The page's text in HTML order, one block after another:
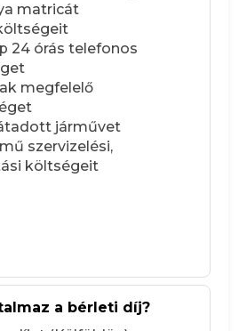
matricát
24 órás telefonos
megfelelő
járművet
szervizelési,
költségeit
a bérleti díj?